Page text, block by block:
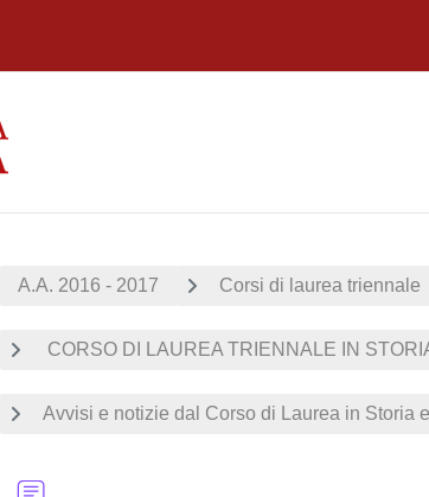
A.A. 2016 - 2017 Corsi di laurea triennale
CORSO DI LAUREA TRIENNALE IN
Avvisi e notizie dal Corso di Laurea in Storia